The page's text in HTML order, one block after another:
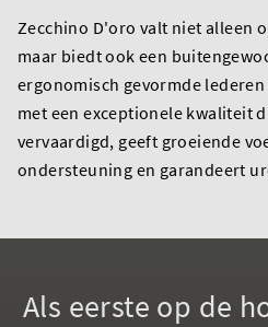
Zecchino D'oro valt niet alleen
maar biedt ook een
ergonomisch gevormde
met een exceptionele kwaliteit
vervaardigd, geeft groeiende
ondersteuning en garandeert
Als eerste op de